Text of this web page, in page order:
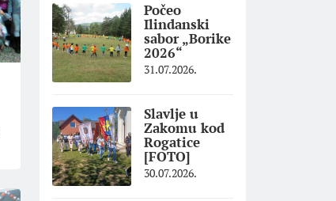
Počeo
Ilindanski
sabor „Borike
2026“
31.07.2026.
Slavlje u
Zakomu kod
Rogatice
[FOTO]
30.07.2026.